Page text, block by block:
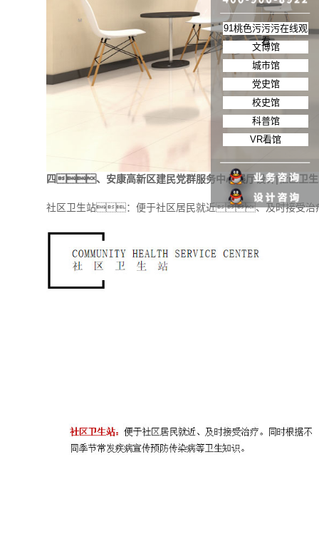
四、安康高新区建民党群服务中心展厅设计|社区卫
社区卫生站：便于社区居民就近、及时接受
91桃色污污污在线观
看
文博馆
城市馆
党史馆
校史馆
科普馆
VR看馆